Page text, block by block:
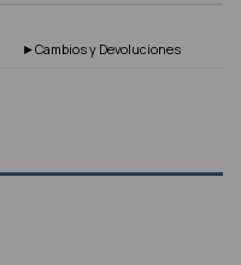
►Cambios y Devoluciones